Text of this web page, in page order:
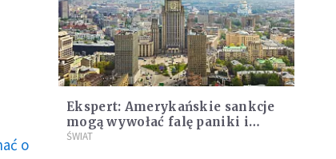
o
Ekspert: Amerykańskie sankcje
mogą wywołać falę paniki i
bankructw w rosyjskiej
ŚWIAT